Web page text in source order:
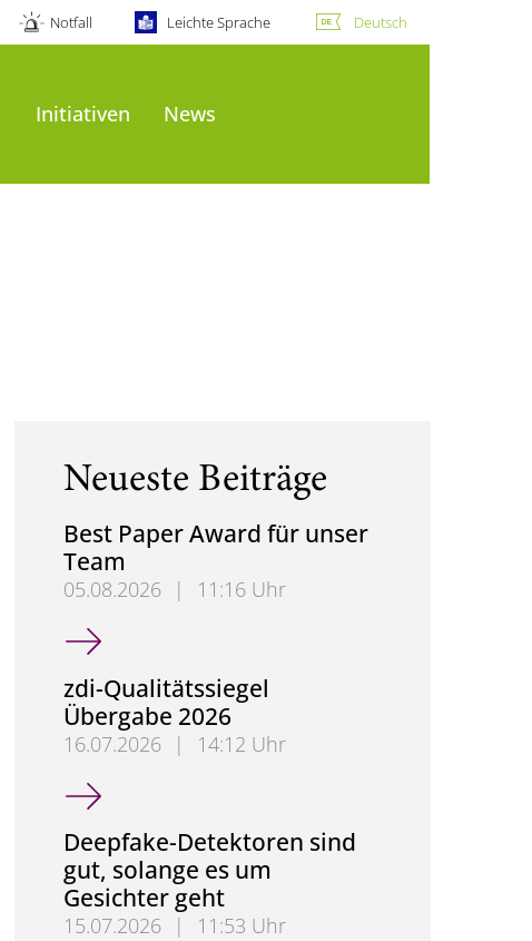
Notfall Leichte Sprache Deutsch
Initiativen News
Neueste Beiträge
Best Paper Award für unser
Team
05.08.2026 |
11:16 Uhr
Best Paper Award für unser Team
zdi-Qualitätssiegel
Übergabe 2026
16.07.2026 |
14:12 Uhr
zdi-Qualitätssiegel Übergabe 2026
Deepfake-Detektoren sind
gut, solange es um
Gesichter geht
15.07.2026 |
11:53 Uhr